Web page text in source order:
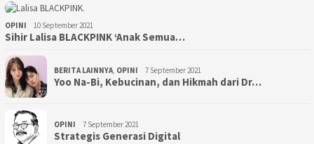
OPINI 10 September 2021
Sihir Lalisa BLACKPINK ‘Anak Semua…
BERITA LAINNYA, OPINI 7 September 2021
Yoo Na-Bi, Kebucinan, dan Hikmah dari Dr…
OPINI 7 September 2021
Strategis Generasi Digital